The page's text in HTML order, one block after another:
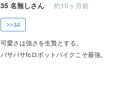
35 名無しさん 約10ヶ月前
>>34
可愛さは強さを生贄とする。
バサバサfcロボットバイクこそ最強。